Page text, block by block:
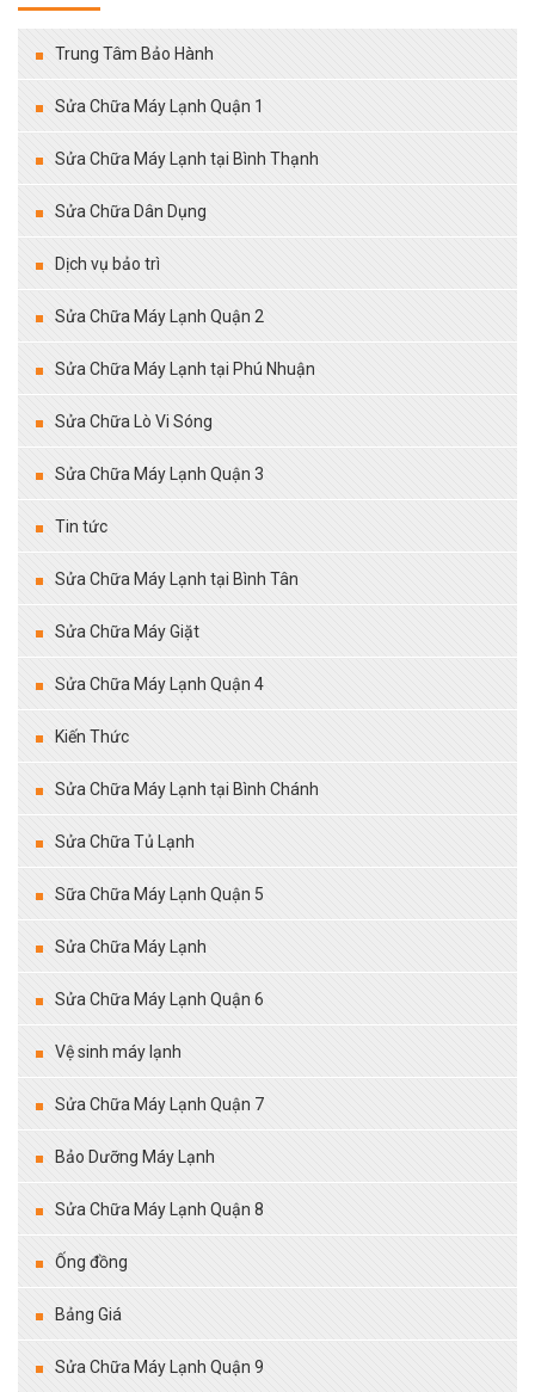
Trung Tâm Bảo Hành
Sửa Chữa Máy Lạnh Quận 1
Sửa Chữa Máy Lạnh tại Bình Thạnh
Sửa Chữa Dân Dụng
Dịch vụ bảo trì
Sửa Chữa Máy Lạnh Quận 2
Sửa Chữa Máy Lạnh tại Phú Nhuận
Sửa Chữa Lò Vi Sóng
Sửa Chữa Máy Lạnh Quận 3
Tin tức
Sửa Chữa Máy Lạnh tại Bình Tân
Sửa Chữa Máy Giặt
Sửa Chữa Máy Lạnh Quận 4
Kiến Thức
Sửa Chữa Máy Lạnh tại Bình Chánh
Sửa Chữa Tủ Lạnh
Sữa Chữa Máy Lạnh Quận 5
Sửa Chữa Máy Lạnh
Sửa Chữa Máy Lạnh Quận 6
Vệ sinh máy lạnh
Sửa Chữa Máy Lạnh Quận 7
Bảo Dưỡng Máy Lạnh
Sửa Chữa Máy Lạnh Quận 8
Ống đồng
Bảng Giá
Sửa Chữa Máy Lạnh Quận 9